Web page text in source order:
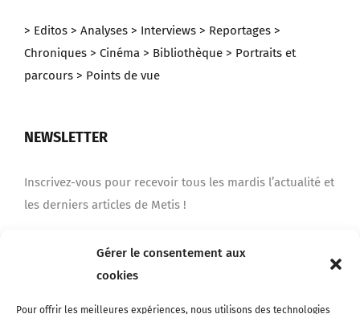
Gérer le consentement aux
cookies
Pour offrir les meilleures expériences, nous utilisons des technologies
> Editos > Analyses > Interviews > Reportages >
Chroniques > Cinéma > Bibliothèque > Portraits et
parcours > Points de vue
NEWSLETTER
Inscrivez-vous pour recevoir tous les mardis l’actualité et
les derniers articles de Metis !